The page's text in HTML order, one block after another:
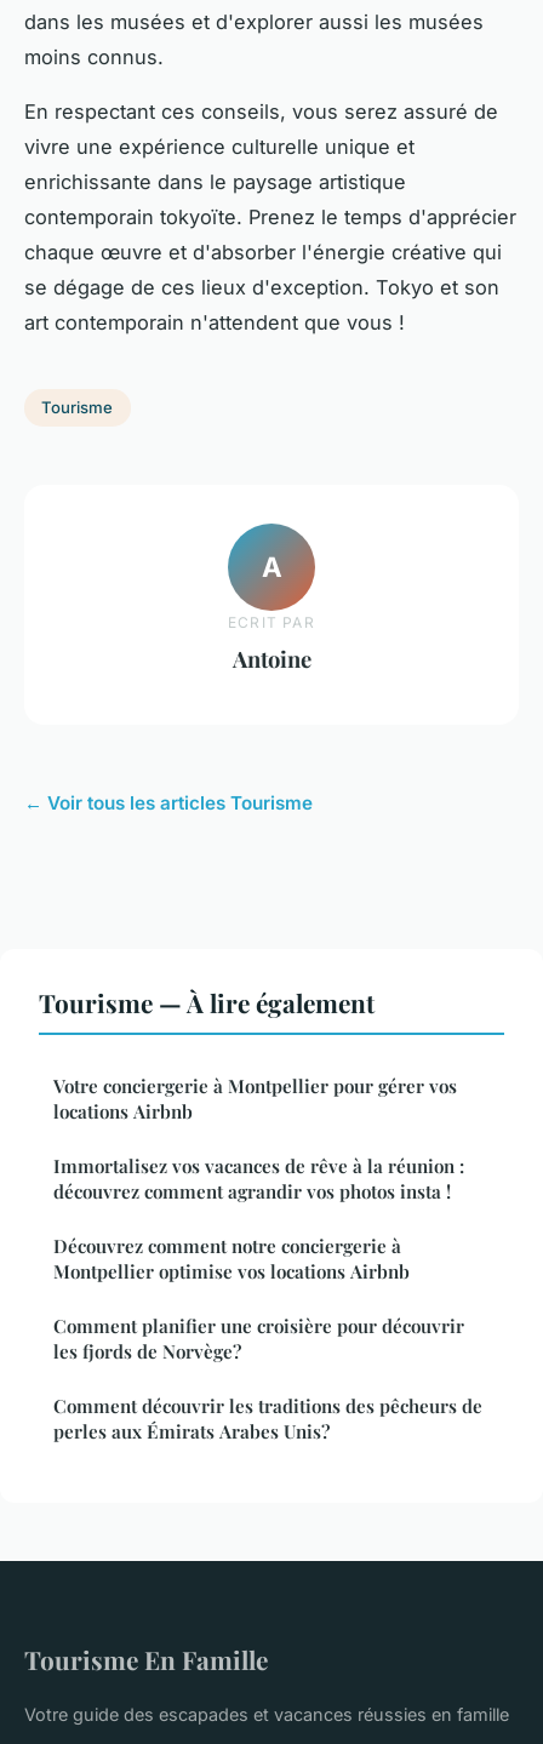
dans les musées et d'explorer aussi les musées
moins connus.
En respectant ces conseils, vous serez assuré de
vivre une expérience culturelle unique et
enrichissante dans le paysage artistique
contemporain tokyoïte. Prenez le temps d'apprécier
chaque œuvre et d'absorber l'énergie créative qui
se dégage de ces lieux d'exception. Tokyo et son
art contemporain n'attendent que vous !
Tourisme
A
ECRIT PAR
Antoine
← Voir tous les articles Tourisme
Tourisme — À lire également
Votre conciergerie à Montpellier pour gérer vos
locations Airbnb
Immortalisez vos vacances de rêve à la réunion :
découvrez comment agrandir vos photos insta !
Découvrez comment notre conciergerie à
Montpellier optimise vos locations Airbnb
Comment planifier une croisière pour découvrir
les fjords de Norvège?
Comment découvrir les traditions des pêcheurs de
perles aux Émirats Arabes Unis?
Tourisme En Famille
Votre guide des escapades et vacances réussies en famille